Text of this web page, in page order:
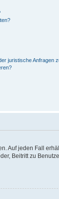
juristische Anfragen
Auf jeden Fall
Beitritt zu